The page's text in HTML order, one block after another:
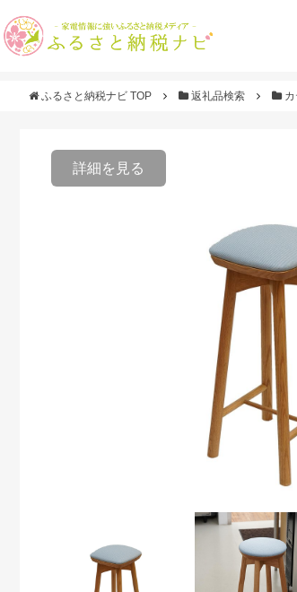
ふるさと納税ナビ TOP 返礼品検索 カ
詳細を見る